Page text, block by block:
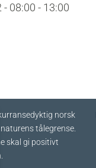
08:00 - 13:00
norsk
tålegrense.
skal gi positivt